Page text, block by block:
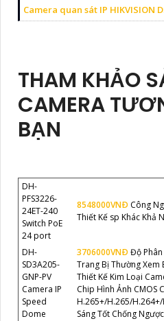
Camera quan sát IP HIKVISION
THAM KHẢO
CAMERA
BẠN
DH-
PFS3226-
24ET-240
Switch PoE
24 port
8548000VNÐ Công
Thiết Kế sp Khác Khả
DH-
SD3A205-
GNP-PV
Camera IP
Speed
Dome
3706000VNÐ Độ Phân
Trang Bị Thường
Thiết Kế Kim Loại
Chip Hình Ảnh CMOS
H.265+/H.265/
Sáng Tốt Chống